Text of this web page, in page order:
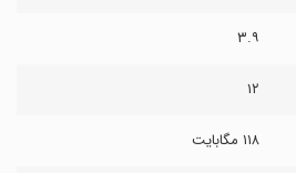
۳.۹
۱۲
۱۱۸ مگابایت